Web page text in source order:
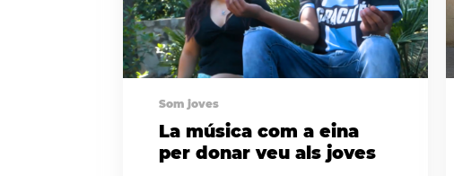
Som joves
La música com a eina
per donar veu als joves